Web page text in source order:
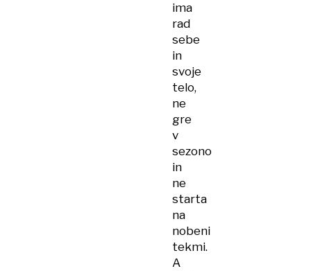
ima
rad
sebe
in
svoje
telo,
ne
gre
v
sezono
in
ne
starta
na
nobeni
tekmi.
A